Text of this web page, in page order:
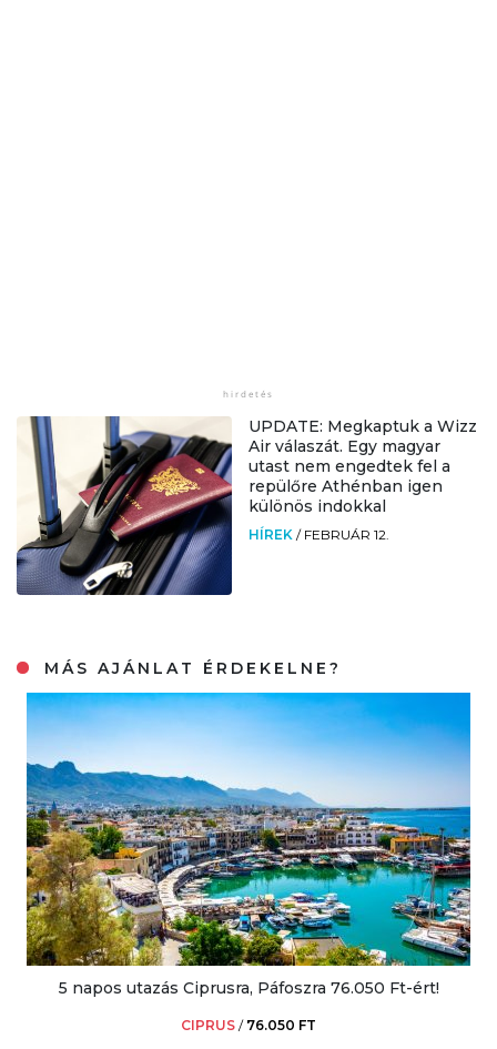
UPDATE: Megkaptuk a Wizz
Air válaszát. Egy magyar
utast nem engedtek fel a
repülőre Athénban igen
különös indokkal
HÍREK / FEBRUÁR 12.
MÁS AJÁNLAT ÉRDEKELNE?
5 napos utazás Ciprusra, Páfoszra 76.050 Ft-ért!
CIPRUS / 76.050 FT